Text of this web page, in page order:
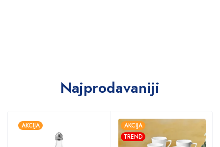
Najprodavaniji
AKCIJA
AKCIJA
TREND